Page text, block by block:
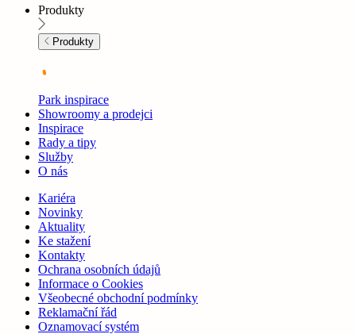
Produkty
Produkty
Park inspirace
Showroomy a prodejci
Inspirace
Rady a tipy
Služby
O nás
Kariéra
Novinky
Aktuality
Ke stažení
Kontakty
Ochrana osobních údajů
Informace o Cookies
Všeobecné obchodní podmínky
Reklamační řád
Oznamovací systém